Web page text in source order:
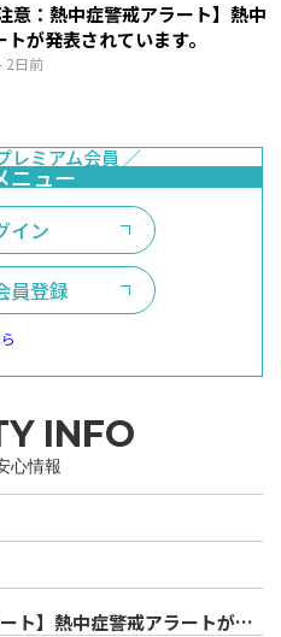
2日前
意：熱中症警戒アラート】熱中
が発表されています。
イン
員登録
INFO
心情報
ト】熱中症警戒アラートが発